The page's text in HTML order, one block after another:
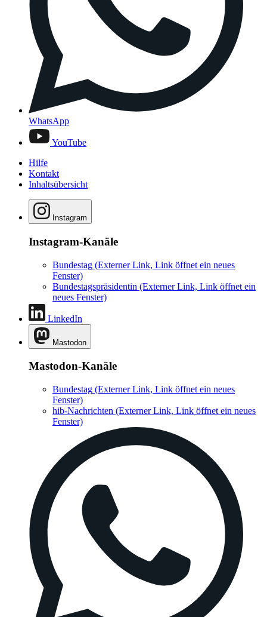
WhatsApp
YouTube
Hilfe
Kontakt
Inhaltsübersicht
Instagram
Instagram-Kanäle
Bundestag (Externer Link, Link öffnet ein neues
Fenster)
Bundestagspräsidentin (Externer Link, Link öffnet ein
neues Fenster)
LinkedIn
Mastodon
Mastodon-Kanäle
Bundestag (Externer Link, Link öffnet ein neues
Fenster)
hib-Nachrichten (Externer Link, Link öffnet ein neues
Fenster)